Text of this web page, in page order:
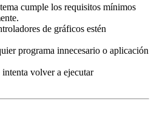
cumple los requisitos mínimos
de gráficos estén
programa innecesario o aplicación
volver a ejecutar